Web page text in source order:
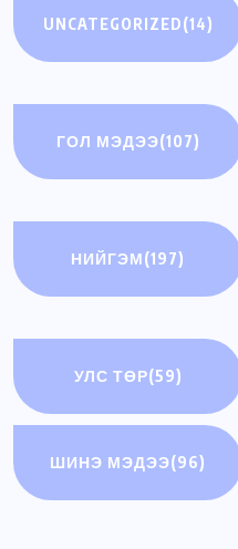
UNCATEGORIZED(14)
ГОЛ МЭДЭЭ(107)
НИЙГЭМ(197)
УЛС ТӨР(59)
ШИНЭ МЭДЭЭ(96)